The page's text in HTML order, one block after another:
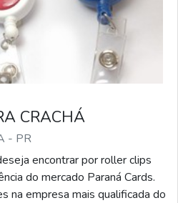
CRACHÁ
- PR
encontrar por roller clips
do mercado Paraná Cards.
na empresa mais qualificada do